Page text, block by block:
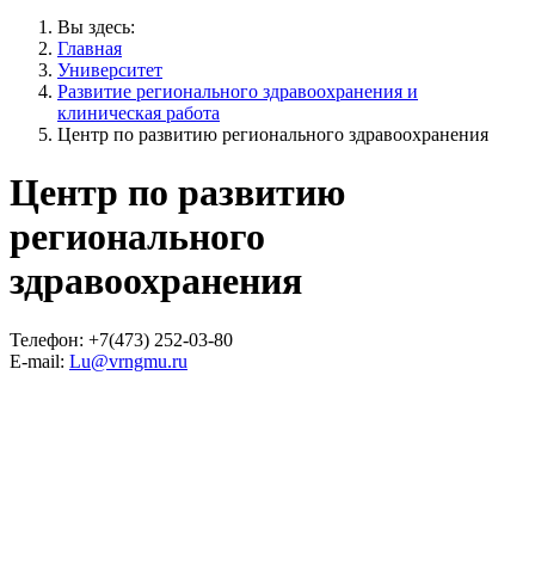
Вы здесь:
Главная
Университет
Развитие регионального здравоохранения и
клиническая работа
Центр по развитию регионального здравоохранения
Центр по развитию
регионального
здравоохранения
Телефон: +7(473) 252-03-80
E-mail: Lu@vrngmu.ru